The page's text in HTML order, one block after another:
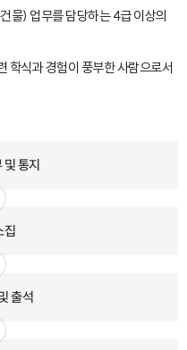
물) 업무를 담당하는 4급 이상의
식과 경험이 풍부한 사람으로서
및 통지
집
출석